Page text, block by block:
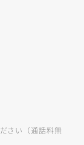
さい（通話料無